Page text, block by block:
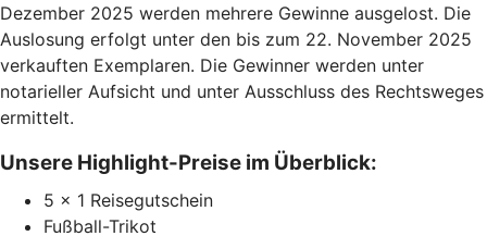
Dezember 2025 werden mehrere Gewinne ausgelost. Die
Auslosung erfolgt unter den bis zum 22. November 2025
verkauften Exemplaren. Die Gewinner werden unter
notarieller Aufsicht und unter Ausschluss des Rechtsweges
ermittelt.
Unsere Highlight-Preise im Überblick:
5 x 1 Reisegutschein
Fußball-Trikot